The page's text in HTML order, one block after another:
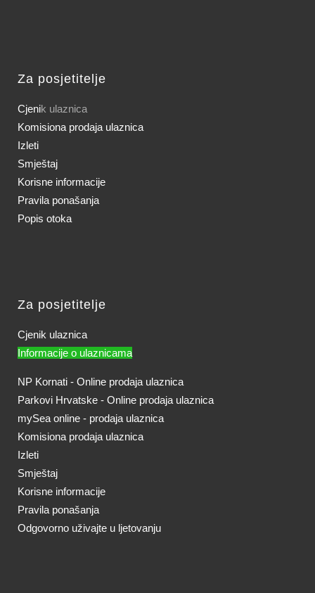
Za posjetitelje
Cjenik ulaznica
Komisiona prodaja ulaznica
Izleti
Smještaj
Korisne informacije
Pravila ponašanja
Popis otoka
Za posjetitelje
Cjenik ulaznica
Informacije o ulaznicama
NP Kornati - Online prodaja ulaznica
Parkovi Hrvatske - Online prodaja ulaznica
mySea online - prodaja ulaznica
Komisiona prodaja ulaznica
Izleti
Smještaj
Korisne informacije
Pravila ponašanja
Odgovorno uživajte u ljetovanju